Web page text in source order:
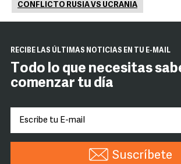
CONFLICTO RUSIA VS UCRANIA
RECIBE LAS ÚLTIMAS NOTICIAS EN TU E-MAIL
Todo lo que necesitas
comenzar tu día
Suscríbete